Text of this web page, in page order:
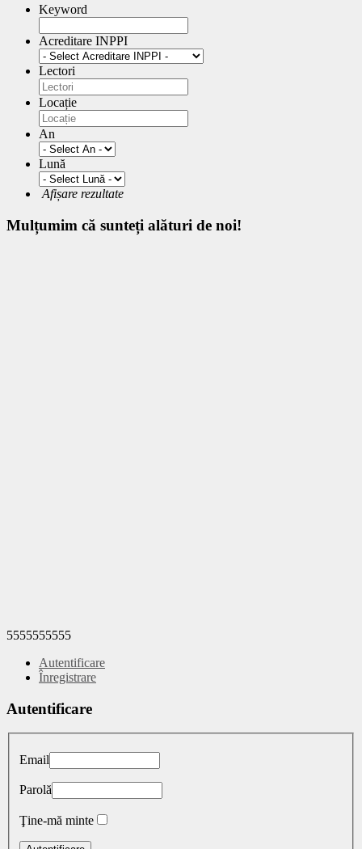
Keyword
Acreditare INPPI
Lectori
Locație
An
Lună
Afișare rezultate
Mulțumim că sunteți alături de noi!
5555555555
Autentificare
Înregistrare
Autentificare
Email
Parolă
Ţine-mă minte